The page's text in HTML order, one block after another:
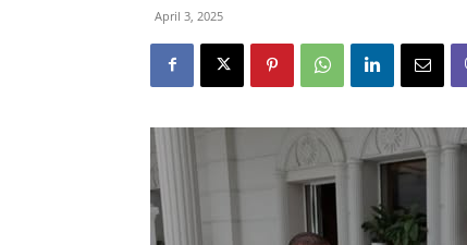
April 3, 2025